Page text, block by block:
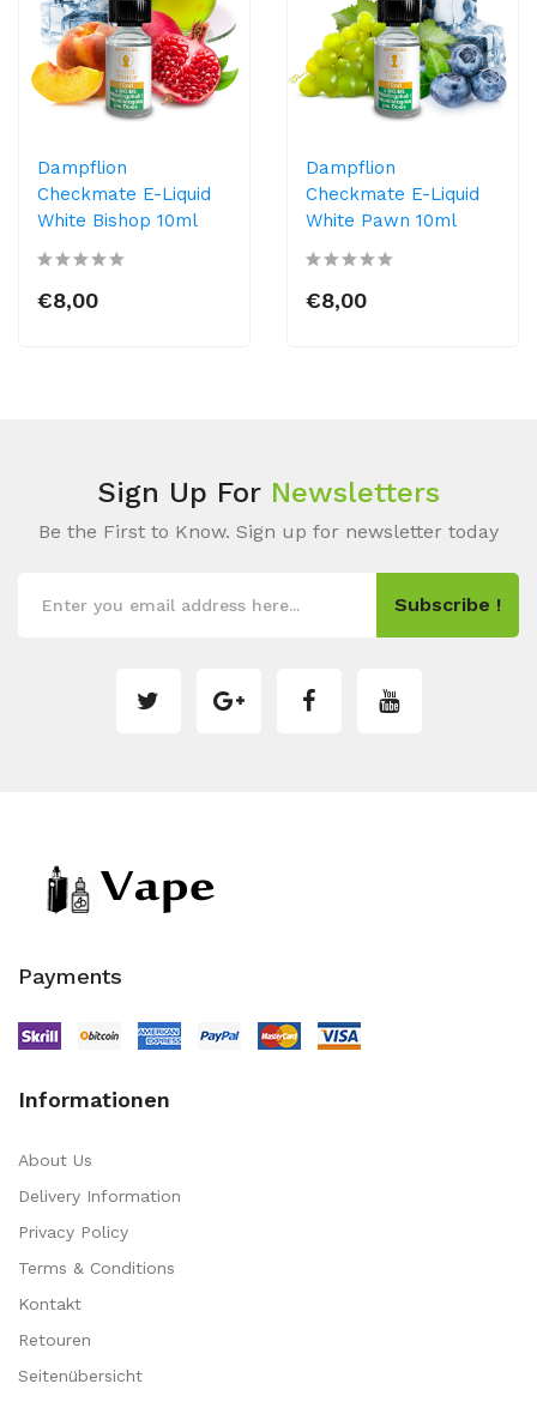
Dampflion
Checkmate E-Liquid
White Bishop 10ml
€8,00
Dampflion
Checkmate E-Liquid
White Pawn 10ml
€8,00
Sign Up For Newsletters
Be the First to Know. Sign up for newsletter today
Subscribe !
Payments
Informationen
About Us
Delivery Information
Privacy Policy
Terms & Conditions
Kontakt
Retouren
Seitenübersicht